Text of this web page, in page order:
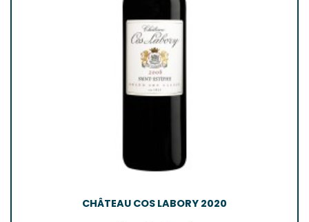
CHÂTEAU COS LABORY 2020